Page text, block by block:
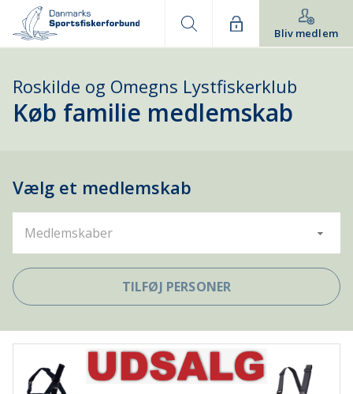
Bliv medlem
Roskilde og Omegns Lystfiskerklub
Køb familie medlemskab
Vælg et medlemskab
Medlemskaber
TILFØJ PERSONER